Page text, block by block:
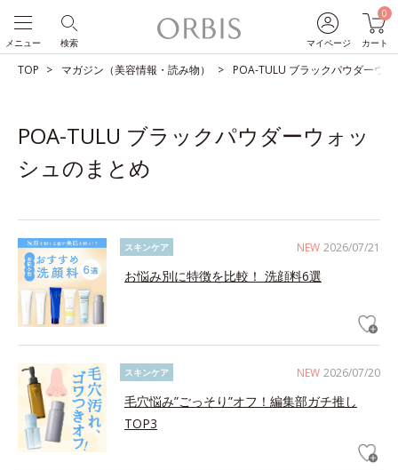
マイページ
0
カート
検索
メニュー
TOP マガジン（美容情報・読み物） POA-TULU ブラックパウダーウ
POA-TULU ブラックパウダーウォッ
シュのまとめ
NEW 2026/07/21
スキンケア
お悩み別に特徴を比較！ 洗顔料6選
NEW 2026/07/20
スキンケア
毛穴悩み”ごっそり”オフ！編集部ガチ推し
TOP3